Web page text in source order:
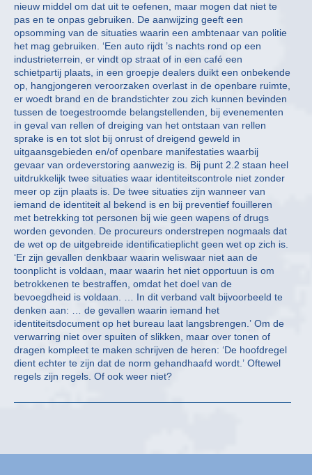
nieuw middel om dat uit te oefenen, maar mogen dat niet te
pas en te onpas gebruiken. De aanwijzing geeft een
opsomming van de situaties waarin een ambtenaar van politie
het mag gebruiken. ‘Een auto rijdt ’s nachts rond op een
industrieterrein, er vindt op straat of in een café een
schietpartij plaats, in een groepje dealers duikt een onbekende
op, hangjongeren veroorzaken overlast in de openbare ruimte,
er woedt brand en de brandstichter zou zich kunnen bevinden
tussen de toegestroomde belangstellenden, bij evenementen
in geval van rellen of dreiging van het ontstaan van rellen
sprake is en tot slot bij onrust of dreigend geweld in
uitgaansgebieden en/of openbare manifestaties waarbij
gevaar van ordeverstoring aanwezig is. Bij punt 2.2 staan heel
uitdrukkelijk twee situaties waar identiteitscontrole niet zonder
meer op zijn plaats is. De twee situaties zijn wanneer van
iemand de identiteit al bekend is en bij preventief fouilleren
met betrekking tot personen bij wie geen wapens of drugs
worden gevonden. De procureurs onderstrepen nogmaals dat
de wet op de uitgebreide identificatieplicht geen wet op zich is.
‘Er zijn gevallen denkbaar waarin weliswaar niet aan de
toonplicht is voldaan, maar waarin het niet opportuun is om
betrokkenen te bestraffen, omdat het doel van de
bevoegdheid is voldaan. … In dit verband valt bijvoorbeeld te
denken aan: … de gevallen waarin iemand het
identiteitsdocument op het bureau laat langsbrengen.’ Om de
verwarring niet over spuiten of slikken, maar over tonen of
dragen kompleet te maken schrijven de heren: ‘De hoofdregel
dient echter te zijn dat de norm gehandhaafd wordt.’ Oftewel
regels zijn regels. Of ook weer niet?